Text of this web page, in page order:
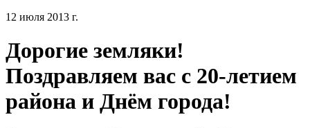
12 июля 2013 г.
Дорогие земляки!
Поздравляем вас с 20-летием
района и Днём города!